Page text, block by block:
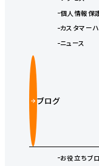
個人情報保
カスタマー
ニュース
ブログ
お役立ちブ